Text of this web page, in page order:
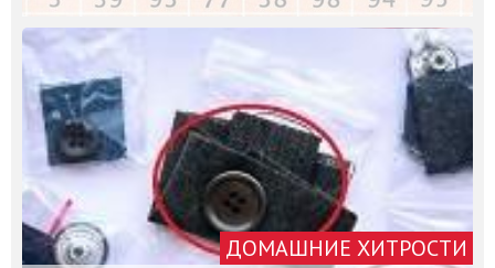
ДОМАШНИЕ ХИТРОСТИ